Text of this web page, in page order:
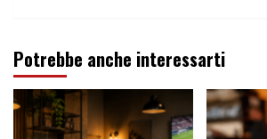
Potrebbe anche interessarti